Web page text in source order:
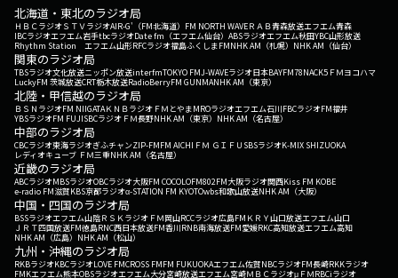
北海道・東北のラジオ局
ＨＢＣラジオＳＴＶラジオAIR-G'（FM北海道） FM NORTH WAVEＲＡＢ青森放送エフエム青森
IBCラジオエフエム岩手tbcラジオDate fm（エフエム仙台） ABSラジオエフエム秋田YBC山形放送
Rhythm Station エフエム山形RFCラジオ福島ふくしまFMNHK AM（札幌） NHK AM（仙台）
関東のラジオ局
TBSラジオ文化放送ニッポン放送interfmTOKYO FMJ-WAVEラジオ日本BAYFM78NACK5 ＦＭヨコハマ
LuckyFM 茨城放送CRT栃木放送RadioBerryFM GUNMANHK AM（東京）
北陸・甲信越のラジオ局
ＢＳＮラジオFM NIIGATAＫＮＢラジオ ＦＭとやまMROラジオエフエム石川FBCラジオFM福井
YBSラジオFM FUJISBCラジオ ＦＭ長野NHK AM（東京） NHK AM（名古屋）
中部のラジオ局
CBCラジオ東海ラジオぎふチャンZIP-FMFM AICHI ＦＭ ＧＩＦＵ SBSラジオK-MIX SHIZUOKA
レディオキューブ ＦＭ三重NHK AM（名古屋）
近畿のラジオ局
ABCラジオMBSラジオOBCラジオ大阪FM COCOLOFM802FM大阪ラジオ関西Kiss FM KOBE
e-radio FM滋賀KBS京都ラジオα-STATION FM KYOTOwbs和歌山放送NHK AM（大阪）
中国・四国のラジオ局
BSSラジオエフエム山陰ＲＳＫラジオ ＦＭ岡山RCCラジオ広島FM ＫＲＹ山口放送エフエム山口
ＪＲＴ四国放送FM徳島RNC西日本放送FM香川RNB南海放送FM愛媛RKC高知放送エフエム高知
NHK AM（広島） NHK AM（松山）
九州・沖縄のラジオ局
RKBラジオKBCラジオLOVE FMCROSS FMFM FUKUOKAエフエム佐賀NBCラジオFM長崎RKKラジオ
FMKエフエム熊本OBSラジオエフエム大分宮崎放送エフエム宮崎ＭＢＣラジオμＦＭRBCiラジオ